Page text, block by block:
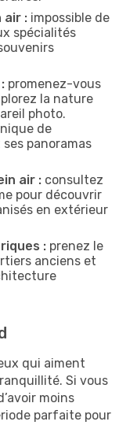
air : impossible de
spécialités
promenez-vous
la nature
photo.
de
panoramas
air : consultez
pour découvrir
en extérieur
: prenez le
anciens et
qui aiment
Si vous
moins
parfaite pour